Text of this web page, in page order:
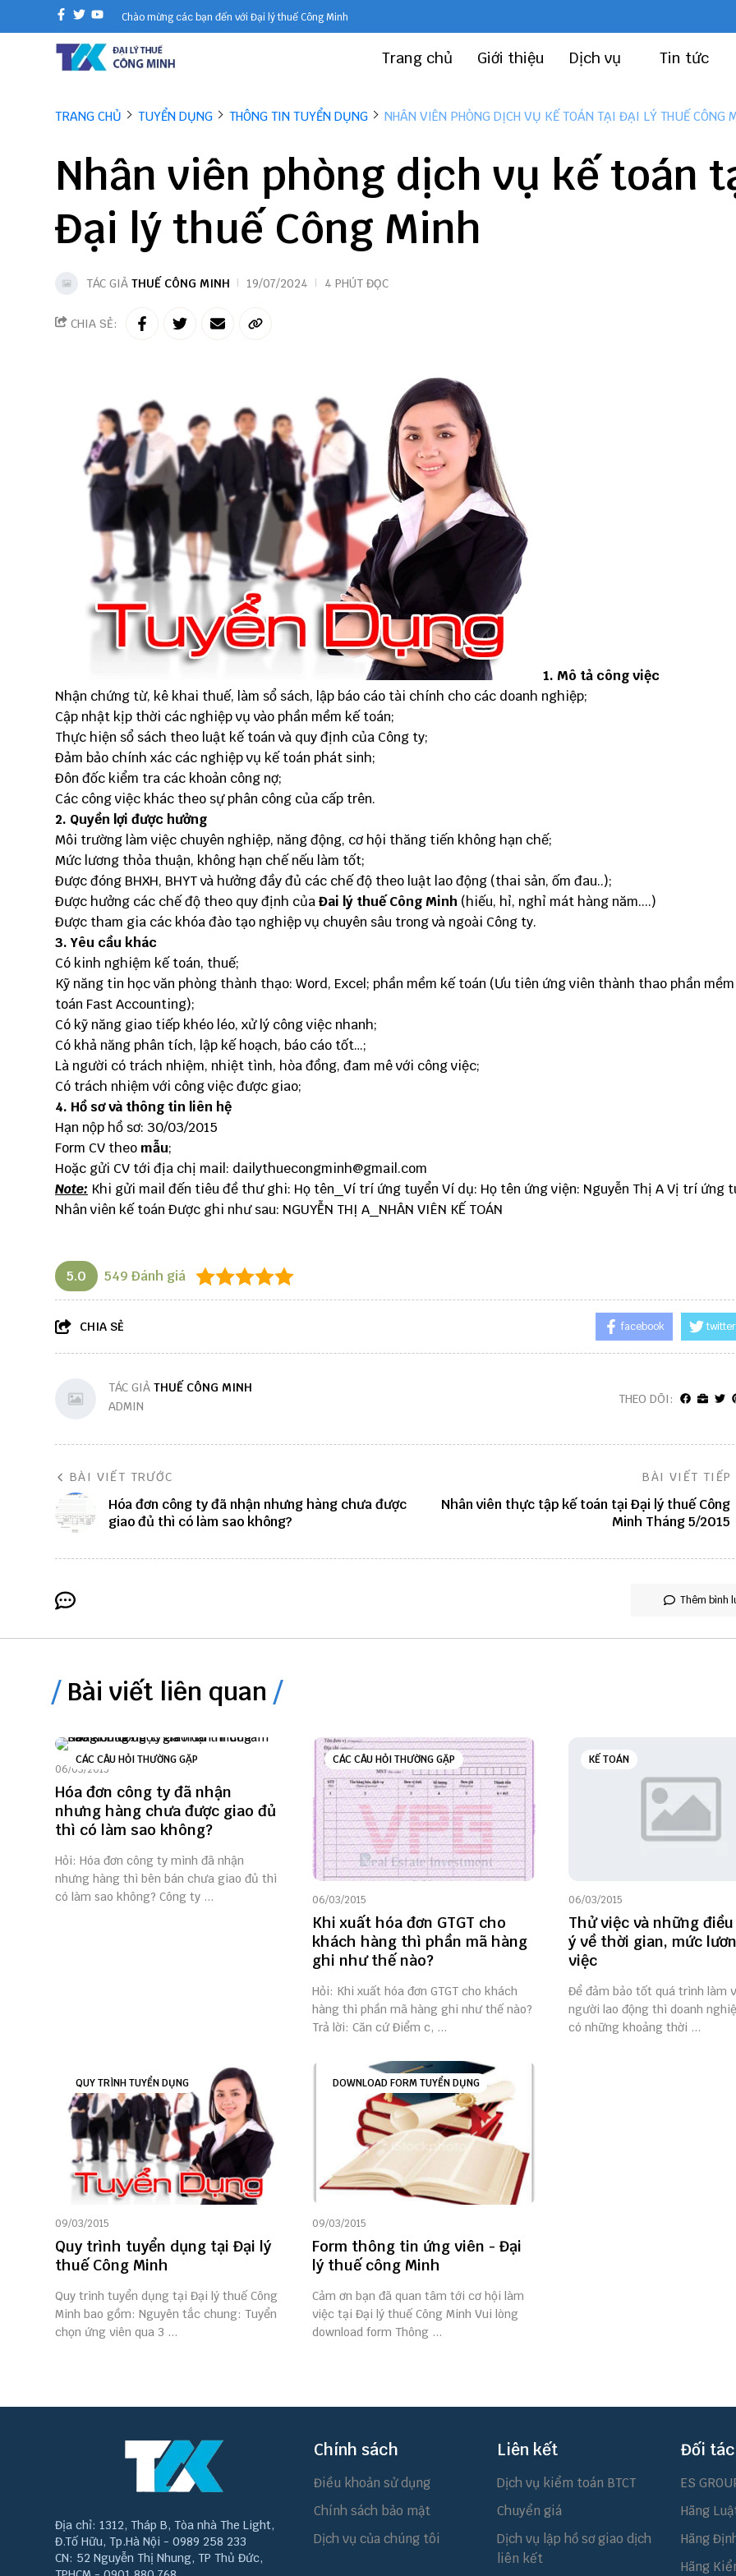
Chào mừng các bạn đến với Đại lý thuế Công Minh
Trang chủ Giới thiệu Dịch vụ Tin tức
TRANG CHỦ TUYỂN DỤNG THÔNG TIN TUYỂN DỤNG NHÂN VIÊN PHÒNG DỊCH VỤ KẾ TOÁN TẠI ĐẠI LÝ THUẾ CÔNG
Nhân viên phòng dịch vụ kế toán
Đại lý thuế Công Minh
TÁC GIẢ THUẾ CÔNG MINH 19/07/2024 4 PHÚT ĐỌC
CHIA SẺ:
1. Mô tả công việc
Nhận chứng từ, kê khai thuế, làm sổ sách, lập báo cáo tài chính cho các doanh nghiệp;
Cập nhật kịp thời các nghiệp vụ vào phần mềm kế toán;
Thực hiện sổ sách theo luật kế toán và quy định của Công ty;
Đảm bảo chính xác các nghiệp vụ kế toán phát sinh;
Đôn đốc kiểm tra các khoản công nợ;
Các công việc khác theo sự phân công của cấp trên.
2. Quyền lợi được hưởng
Môi trường làm việc chuyên nghiệp, năng động, cơ hội thăng tiến không hạn chế;
Mức lương thỏa thuận, không hạn chế nếu làm tốt;
Được đóng BHXH, BHYT và hưởng đầy đủ các chế độ theo luật lao động (thai sản, ốm đau..);
Được hưởng các chế độ theo quy định củaĐai lý thuế Công Minh (hiếu, hỉ, nghỉ mát hàng năm....)
Được tham gia các khóa đào tạo nghiệp vụ chuyên sâu trong và ngoài Công ty.
3. Yêu cầu khác
Có kinh nghiệm kế toán, thuế;
Kỹ năng tin học văn phòng thành thạo: Word, Excel; phần mềm kế toán (Ưu tiên ứng viên thành thao phần
toán Fast Accounting);
Có kỹ năng giao tiếp khéo léo, xử lý công việc nhanh;
Có khả năng phân tích, lập kế hoạch, báo cáo tốt…;
Là người có trách nhiệm, nhiệt tình, hòa đồng, đam mê với công việc;
Có trách nhiệm với công việc được giao;
4. Hồ sơ và thông tin liên hệ
Hạn nộp hồ sơ: 30/03/2015
Form CV theo mẫu;
Hoặc gửi CV tới địa chị mail: dailythuecongminh@gmail.com
Note: Khi gửi mail đến tiêu đề thư ghi: Họ tên_Ví trí ứng tuyển Ví dụ: Họ tên ứng viện: Nguyễn Thị A Vị trí ứng
Nhân viên kế toán Được ghi như sau: NGUYỄN THỊ A_NHÂN VIÊN KẾ TOÁN
5.0 549 Đánh giá
CHIA SẺ facebook twitter
TÁC GIẢ THUẾ CÔNG MINH
ADMIN
THEO DÕI:
BÀI VIẾT TRƯỚC
Hóa đơn công ty đã nhận nhưng hàng chưa được
giao đủ thì có làm sao không?
BÀI VIẾT TIẾP
Nhân viên thực tập kế toán tại Đại lý thuế Công
Minh Tháng 5/2015
Thêm bình
Bài viết liên quan
CÁC CÂU HỎI THƯỜNG GẶP
06/03/2015
Hóa đơn công ty đã nhận
nhưng hàng chưa được giao đủ
thì có làm sao không?
Hỏi: Hóa đơn công ty mình đã nhận
nhưng hàng thì bên bán chưa giao đủ thì
có làm sao không? Công ty ...
CÁC CÂU HỎI THƯỜNG GẶP
06/03/2015
Khi xuất hóa đơn GTGT cho
khách hàng thì phần mã hàng
ghi như thế nào?
Hỏi: Khi xuất hóa đơn GTGT cho khách
hàng thì phần mã hàng ghi như thế nào?
Trả lời: Căn cứ Điểm c, ...
KẾ TOÁN
06/03/2015
Thử việc và những
ý về thời gian, mức
việc
Để đảm bảo tốt quá trình làm
người lao động thì doanh
có những khoảng thời ...
QUY TRÌNH TUYỂN DỤNG
09/03/2015
Quy trình tuyển dụng tại Đại lý
thuế Công Minh
Quy trình tuyển dụng tại Đại lý thuế Công
Minh bao gồm: Nguyên tắc chung: Tuyển
chọn ứng viên qua 3 ...
DOWNLOAD FORM TUYỂN DỤNG
09/03/2015
Form thông tin ứng viên - Đại
lý thuế công Minh
Cảm ơn bạn đã quan tâm tới cơ hội làm
việc tại Đại lý thuế Công Minh Vui lòng
download form Thông ...
Địa chỉ: 1312, Tháp B, Tòa nhà The Light,
Đ.Tố Hữu, Tp.Hà Nội - 0989 258 233
CN: 52 Nguyễn Thị Nhung, TP Thủ Đức,
Chính sách
Điều khoản sử dụng
Chính sách bảo mật
Dịch vụ của chúng tôi
Liên kết
Dịch vụ kiểm toán BTCT
Chuyển giá
Dịch vụ lập hồ sơ giao dịch
liên kết
Đối tác
ES
Hãng
Hãng
Hãng